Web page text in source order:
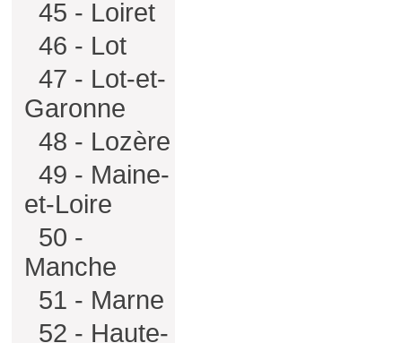
45 - Loiret
46 - Lot
47 - Lot-et-
Garonne
48 - Lozère
49 - Maine-
et-Loire
50 -
Manche
51 - Marne
52 - Haute-